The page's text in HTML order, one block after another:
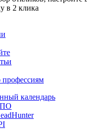
в 2 клика
календарь
ПО